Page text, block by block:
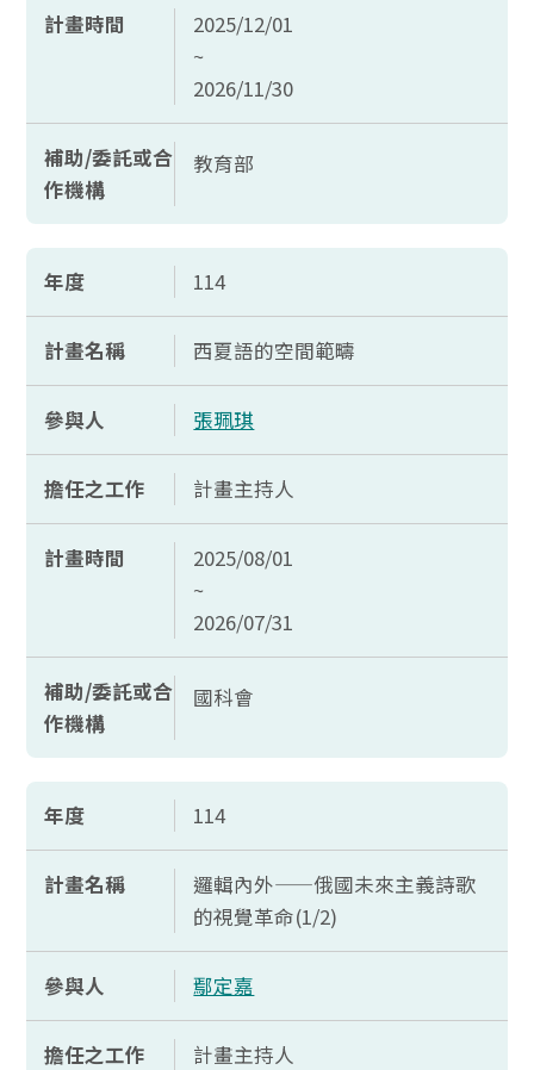
計畫時間
2025/12/01
~
2026/11/30
補助/委託或合
作機構
教育部
年度 114
計畫名稱 西夏語的空間範疇
參與人 張珮琪
擔任之工作 計畫主持人
計畫時間
2025/08/01
~
2026/07/31
補助/委託或合
作機構
國科會
年度 114
計畫名稱
邏輯內外——俄國未來主義詩歌
的視覺革命(1/2)
參與人 鄢定嘉
擔任之工作 計畫主持人